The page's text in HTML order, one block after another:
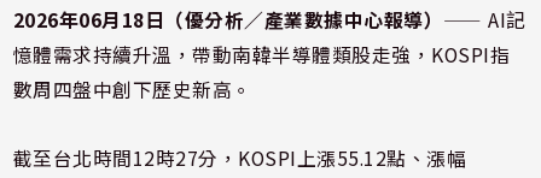
2026年06月18日（優分析／產業數據中心報導） ⸺ AI記
憶體需求持續升溫，帶動南韓半導體類股走強，KOSPI指
數周四盤中創下歷史新高。
截至台北時間12時27分，KOSPI上漲55.12點、漲幅